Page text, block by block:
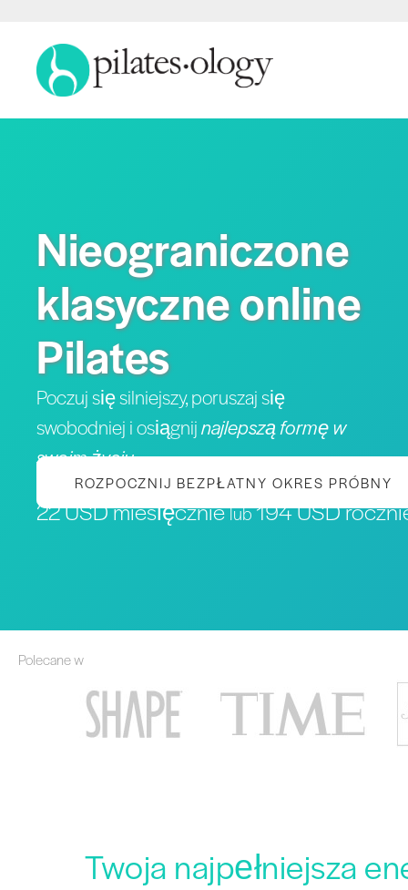
Nieograniczone
klasyczne online
Pilates
Poczuj się silniejszy, poruszaj się
swobodniej i osiągnijnajlepszą formę w
swoim życiu
ROZPOCZNIJ BEZPŁATNY OKRES PRÓBNY
22 USD miesięcznielub194 USD
Polecane w
Twoja najpełniejsza